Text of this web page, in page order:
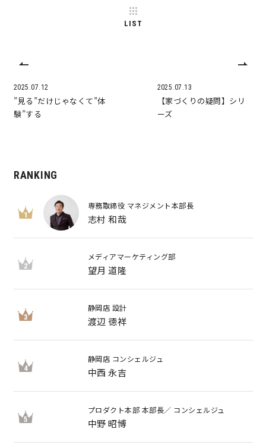
2025.07.12
”見る”だけじゃなくて”体
験”する
LIST
2025.07.13
【家づくりの疑問】シリ
ーズ
RANKING
1
専務取締役 マネジメント本部長
志村 和哉
2
メディアマーケティング部
望月 道隆
3
静岡店 設計
渡辺 徳祥
4
静岡店 コンシェルジュ
中西 永吉
5
プロダクト本部 本部長／ コンシェルジュ
中野 昭博